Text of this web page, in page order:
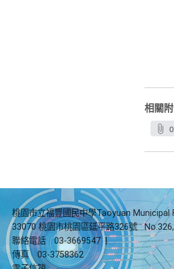
相關
桃園市立福豐國民中學Taoyuan
33070 桃園市桃園區延平路326號
聯絡電話
03-3669547 |
傳真
03-3758362